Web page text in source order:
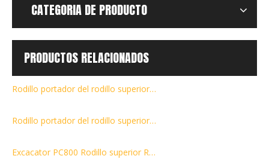
CATEGORIA DE PRODUCTO
PRODUCTOS RELACIONADOS
Rodillo portador del rodillo superior de los recambios del tren de rodaje de la excavadora EX400 de suministro de fábrica
Rodillo portador del rodillo superior ZAX210 de los recambios del tren de rodaje de la excavadora de suministro de fábrica
Excacator PC800 Rodillo superior Rodillo superior Rodillo portador para la venta de piezas de alta calidad